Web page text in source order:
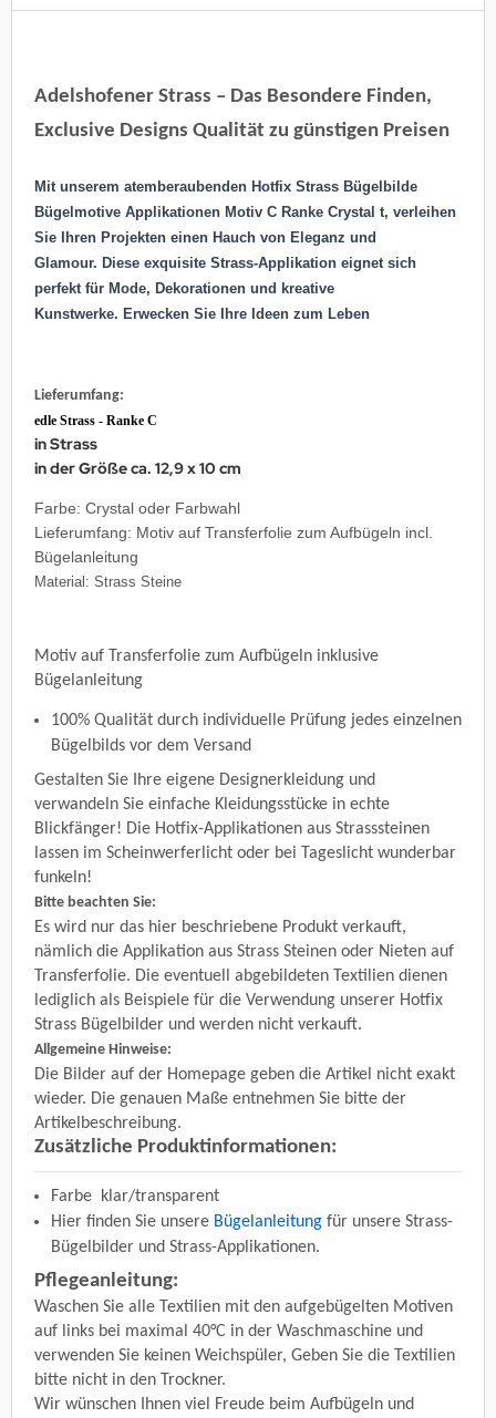
Adelshofener Strass – Das Besondere Finden,
Exclusive Designs Qualität zu günstigen Preisen
Mit unserem atemberaubenden Hotfix Strass Bügelbilde
Bügelmotive Applikationen Motiv C Ranke Crystal t, verleihen
Sie Ihren Projekten einen Hauch von Eleganz und
Glamour. Diese exquisite Strass-Applikation eignet sich
perfekt für Mode, Dekorationen und kreative
Kunstwerke. Erwecken Sie Ihre Ideen zum Leben
Lieferumfang:
edle Strass - Ranke C
in Strass
in der Größe ca. 12,9 x 10 cm
Farbe: Crystal oder Farbwahl
Lieferumfang: Motiv auf Transferfolie zum Aufbügeln incl.
Bügelanleitung
Material: Strass Steine
Motiv auf Transferfolie zum Aufbügeln inklusive
Bügelanleitung
100% Qualität durch individuelle Prüfung jedes einzelnen
Bügelbilds vor dem Versand
Gestalten Sie Ihre eigene Designerkleidung und
verwandeln Sie einfache Kleidungsstücke in echte
Blickfänger! Die Hotfix-Applikationen aus Strasssteinen
lassen im Scheinwerferlicht oder bei Tageslicht wunderbar
funkeln!
Bitte beachten Sie:
Es wird nur das hier beschriebene Produkt verkauft,
nämlich die Applikation aus Strass Steinen oder Nieten auf
Transferfolie. Die eventuell abgebildeten Textilien dienen
lediglich als Beispiele für die Verwendung unserer Hotfix
Strass Bügelbilder und werden nicht verkauft.
Allgemeine Hinweise:
Die Bilder auf der Homepage geben die Artikel nicht exakt
wieder. Die genauen Maße entnehmen Sie bitte der
Artikelbeschreibung.
Zusätzliche Produktinformationen:
Farbe
klar/transparent
Hier finden Sie unsere Bügelanleitung für unsere Strass-
Bügelbilder und Strass-Applikationen.
Pflegeanleitung:
Waschen Sie alle Textilien mit den aufgebügelten Motiven
auf links bei maximal 40°C in der Waschmaschine und
verwenden Sie keinen Weichspüler, Geben Sie die Textilien
bitte nicht in den Trockner.
Wir wünschen Ihnen viel Freude beim Aufbügeln und